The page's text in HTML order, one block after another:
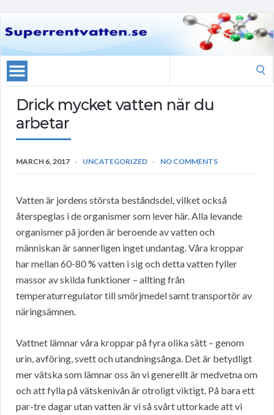
Drick mycket vatten när du
arbetar
MARCH 6, 2017 UNCATEGORIZED NO COMMENTS
Vatten är jordens största beståndsdel, vilket också
återspeglas i de organismer som lever här. Alla levande
organismer på jorden är beroende av vatten och
människan är sannerligen inget undantag. Våra kroppar
har mellan 60-80 % vatten i sig och detta vatten fyller
massor av skilda funktioner – allting från
temperaturregulator till smörjmedel samt transportör av
näringsämnen.
Vattnet lämnar våra kroppar på fyra olika sätt – genom
urin, avföring, svett och utandningsånga. Det är betydligt
mer vätska som lämnar oss än vi generellt är medvetna om
och att fylla på vätskenivån är otroligt viktigt. På bara ett
par-tre dagar utan vatten är vi så svårt uttorkade att vi